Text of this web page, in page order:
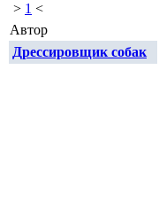
> 1 <
Автор
Дрессировщик собак